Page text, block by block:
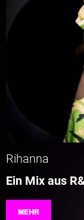
Rihanna
Ein Mix aus
MEHR